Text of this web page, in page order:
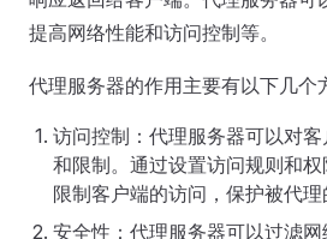
提高网络性能和访问控制等。
代理服务器的作用主要有以下几个
访问控制：代理服务器可以对
和限制。通过设置访问规则和
限制客户端的访问，保护被代理
安全性：代理服务器可以过滤